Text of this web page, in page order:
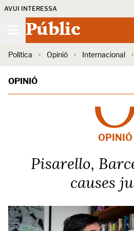
AVUI INTERESSA
Públic
Política Opinió Internacional
OPINIÓ
OPINIÓ
Pisarello,
causes